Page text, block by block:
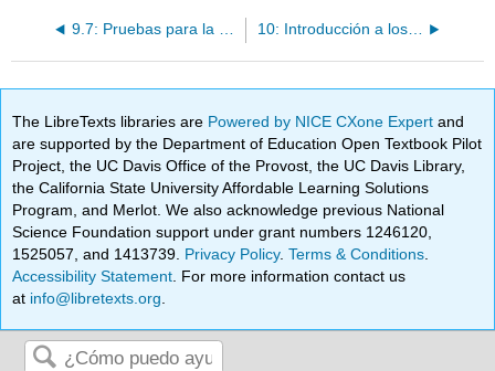
10: Introducción a los modelos de Nacimiento-Muerte
The LibreTexts libraries are Powered by NICE CXone Expertand
are supported by the Department of Education Open Textbook Pilot
Project, the UC Davis Office of the Provost, the UC Davis Library,
the California State University Affordable Learning Solutions
Program, and Merlot. We also acknowledge previous National
Science Foundation support under grant numbers 1246120,
1525057, and 1413739. Privacy Policy.Terms & Conditions
Accessibility Statement . For more information contact us
at info@libretexts.org